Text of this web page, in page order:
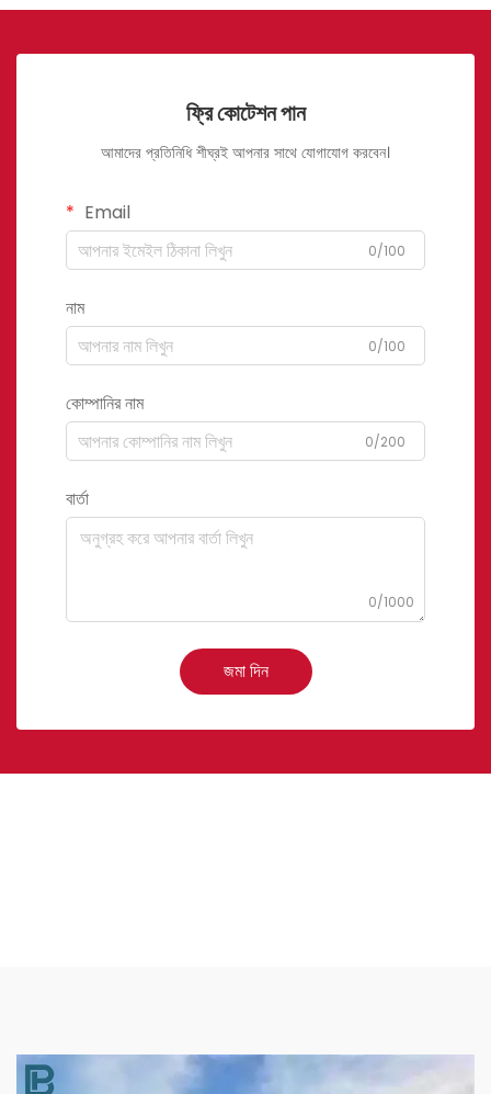
ফ্রি কোটেশন পান
আমাদের প্রতিনিধি শীঘ্রই আপনার সাথে যোগাযোগ করবেন।
Email
0/100
নাম
0/100
কোম্পানির নাম
0/200
বার্তা
0/1000
জমা দিন